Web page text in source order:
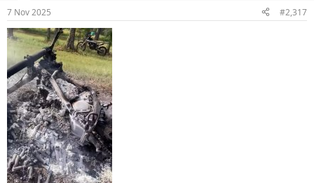
e
r
:
7 Nov 2025 #2,317